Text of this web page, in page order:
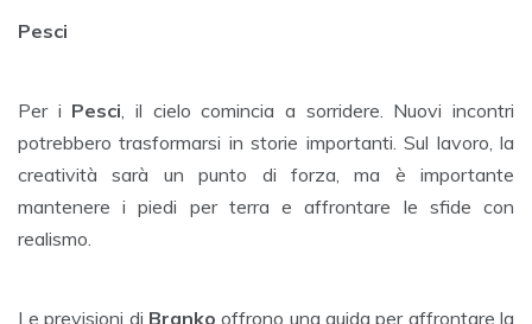
Pesci
Per i Pesci, il cielo comincia a sorridere. Nuovi incontri
potrebbero trasformarsi in storie importanti. Sul lavoro, la
creatività sarà un punto di forza, ma è importante
mantenere i piedi per terra e affrontare le sfide con
realismo.
Le previsioni di Branko offrono una guida per affrontare la